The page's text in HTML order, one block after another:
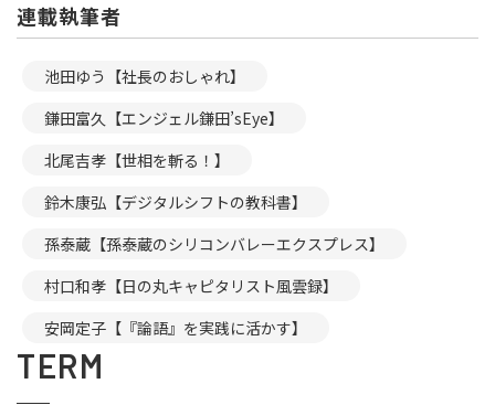
連載執筆者
池田ゆう【社長のおしゃれ】
鎌田富久【エンジェル鎌田’sEye】
北尾吉孝【世相を斬る！】
鈴木康弘【デジタルシフトの教科書】
孫泰蔵【孫泰蔵のシリコンバレーエクスプレス】
村口和孝【日の丸キャピタリスト風雲録】
安岡定子【『論語』を実践に活かす】
TERM